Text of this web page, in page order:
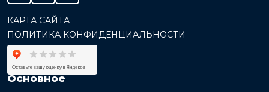
КАРТА САЙТА
ПОЛИТИКА КОНФИДЕНЦИАЛЬНОСТИ
Основное